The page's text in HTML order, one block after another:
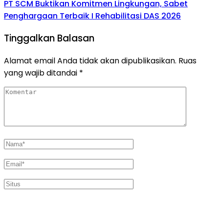
PT SCM Buktikan Komitmen Lingkungan, Sabet
Penghargaan Terbaik I Rehabilitasi DAS 2026
Tinggalkan Balasan
Alamat email Anda tidak akan dipublikasikan. Ruas
yang wajib ditandai *